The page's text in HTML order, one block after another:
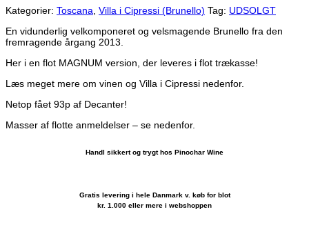
Kategorier: Toscana Villa i Cipressi (Brunello) Tag: UDSOLGT
En vidunderlig velkomponeret og velsmagende Brunello fra den
fremragende årgang 2013.
Her i en flot MAGNUM version, der leveres i flot trækasse!
Læs meget mere om vinen og Villa i Cipressi nedenfor.
Netop fået 93p af Decanter!
Masser af flotte anmeldelser – se nedenfor.
Handl sikkert og trygt hos Pinochar Wine
Gratis levering i hele Danmark v. køb for blot
kr. 1.000 eller mere i webshoppen